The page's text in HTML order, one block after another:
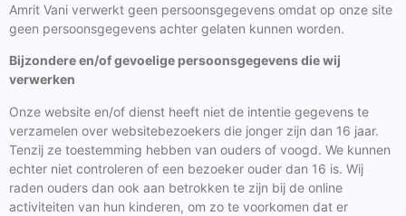
Amrit Vani verwerkt geen persoonsgegevens omdat op onze site
geen persoonsgegevens achter gelaten kunnen worden.
Bijzondere en/of gevoelige persoonsgegevens die wij
verwerken
Onze website en/of dienst heeft niet de intentie gegevens te
verzamelen over websitebezoekers die jonger zijn dan 16 jaar.
Tenzij ze toestemming hebben van ouders of voogd. We kunnen
echter niet controleren of een bezoeker ouder dan 16 is. Wij
raden ouders dan ook aan betrokken te zijn bij de online
activiteiten van hun kinderen, om zo te voorkomen dat er